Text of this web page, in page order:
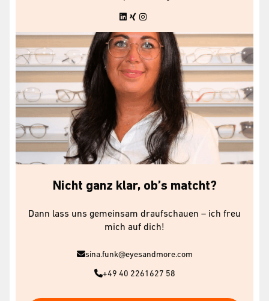
Nicht ganz klar, ob’s matcht?
Dann lass uns gemeinsam draufschauen – ich freu
mich auf dich!
sina.funk@eyesandmore.com
+49 40 2261627 58